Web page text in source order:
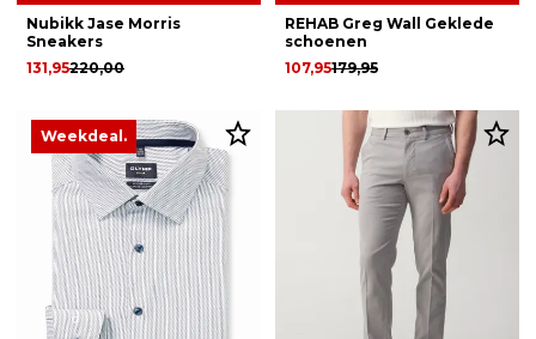
Nubikk Jase Morris
Sneakers
220,00
131,95
REHAB Greg Wall Geklede
schoenen
179,95
107,95
Weekdeal.